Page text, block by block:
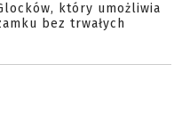
który umożliwia
bez trwałych